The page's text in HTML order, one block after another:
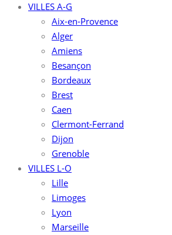
VILLES A-G
Aix-en-Provence
Alger
Amiens
Besançon
Bordeaux
Brest
Caen
Clermont-Ferrand
Dijon
Grenoble
VILLES L-O
Lille
Limoges
Lyon
Marseille